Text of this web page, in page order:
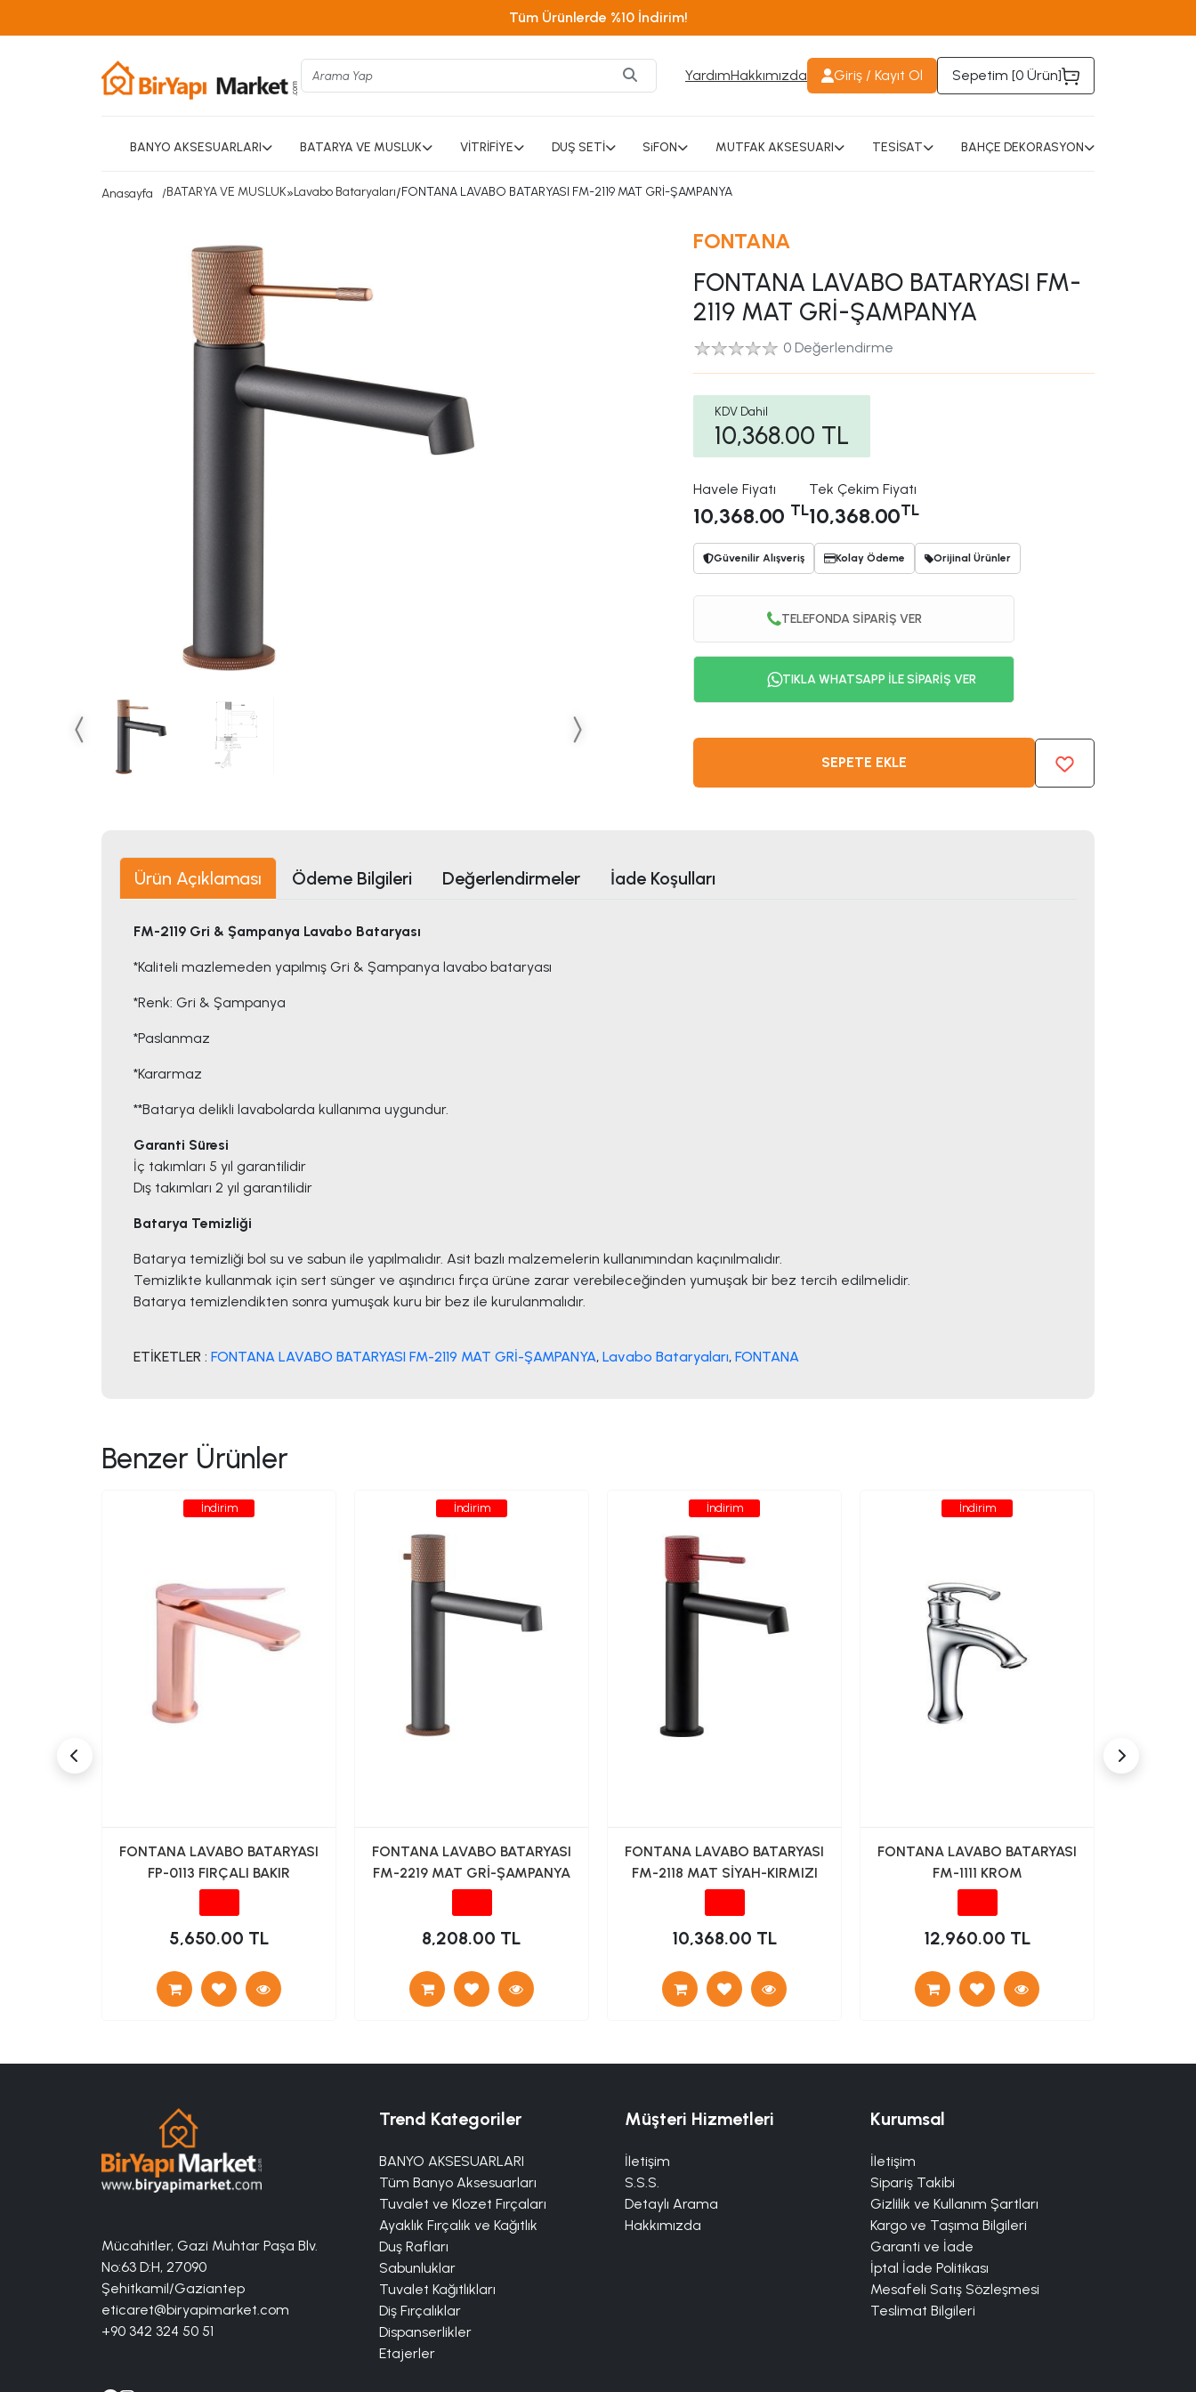
Tüm Ürünlerde %10 İndirim!
YardımHakkımızda Giriş / Kayıt Ol Sepetim [0 Ürün]
BANYO AKSESUARLARI BATARYA VE MUSLUK VİTRİFİYE DUŞ SETİ SiFON MUTFAK AKSESUARI TESİSAT BAHÇE DEKORASYON
Anasayfa BATARYA VE MUSLUK»Lavabo Bataryaları/FONTANA LAVABO BATARYASI FM-2119 MAT GRİ-ŞAMPANYA
FONTANA
FONTANA LAVABO BATARYASI FM-
2119 MAT GRİ-ŞAMPANYA
0 Değerlendirme
KDV Dahil
10,368.00 TL
Havele Fiyatı
10,368.00 TL
Tek Çekim Fiyatı
10,368.00TL
Güvenilir Alışveriş Kolay Ödeme Orijinal Ürünler
TELEFONDA SİPARİŞ VER
TIKLA WHATSAPP İLE SİPARİŞ VER
SEPETE EKLE
Ürün Açıklaması Ödeme Bilgileri Değerlendirmeler İade Koşulları
FM-2119 Gri & Şampanya Lavabo Bataryası
*Kaliteli mazlemeden yapılmış Gri & Şampanya lavabo bataryası
*Renk: Gri & Şampanya
*Paslanmaz
*Kararmaz
**Batarya delikli lavabolarda kullanıma uygundur.
Garanti Süresi
İç takımları 5 yıl garantilidir
Dış takımları 2 yıl garantilidir
Batarya Temizliği
Batarya temizliği bol su ve sabun ile yapılmalıdır. Asit bazlı malzemelerin kullanımından kaçınılmalıdır.
Temizlikte kullanmak için sert sünger ve aşındırıcı fırça ürüne zarar verebileceğinden yumuşak bir bez tercih edilmelidir.
Batarya temizlendikten sonra yumuşak kuru bir bez ile kurulanmalıdır.
ETİKETLER : FONTANA LAVABO BATARYASI FM-2119 MAT GRİ-ŞAMPANYA, Lavabo Bataryaları, FONTANA
Benzer Ürünler
İndirim
FONTANA LAVABO BATARYASI
FP-0113 FIRÇALI BAKIR
5,650.00 TL
İndirim
FONTANA LAVABO BATARYASI
FM-2219 MAT GRİ-ŞAMPANYA
8,208.00 TL
İndirim
FONTANA LAVABO BATARYASI
FM-2118 MAT SİYAH-KIRMIZI
10,368.00 TL
İndirim
FONTANA LAVABO BATARYASI
FM-1111 KROM
12,960.00 TL
Mücahitler, Gazi Muhtar Paşa Blv.
No:63 D:H, 27090
Şehitkamil/Gaziantep
eticaret@biryapimarket.com
+90 342 324 50 51
Trend Kategoriler
BANYO AKSESUARLARI
Tüm Banyo Aksesuarları
Tuvalet ve Klozet Fırçaları
Ayaklık Fırçalık ve Kağıtlık
Duş Rafları
Sabunluklar
Tuvalet Kağıtlıkları
Diş Fırçalıklar
Dispanserlikler
Etajerler
Kurumsal
İletişim
Sipariş Takibi
Gizlilik ve Kullanım Şartları
Kargo ve Taşıma Bilgileri
Garanti ve İade
İptal İade Politikası
Mesafeli Satış Sözleşmesi
Teslimat Bilgileri
Müşteri Hizmetleri
İletişim
S.S.S.
Detaylı Arama
Hakkımızda